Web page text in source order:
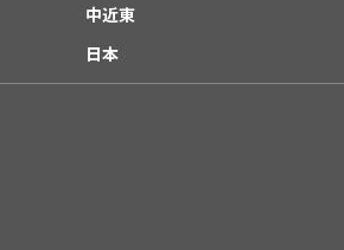
中近東
日本